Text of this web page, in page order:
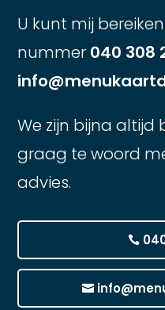
U kunt mij
nummer 040 308
We zijn bijna altijd
graag te woord
advies.